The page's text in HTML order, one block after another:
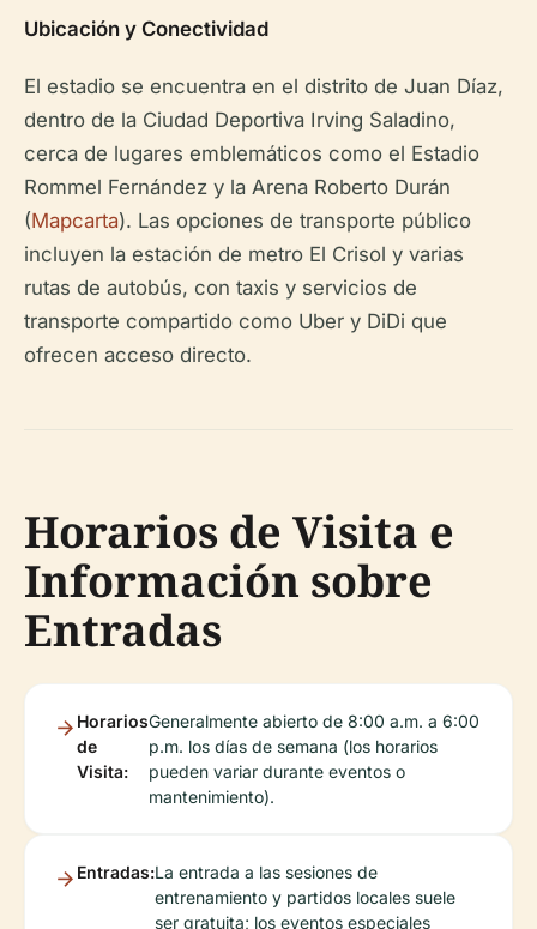
Ubicación y Conectividad
El estadio se encuentra en el distrito de Juan Díaz,
dentro de la Ciudad Deportiva Irving Saladino,
cerca de lugares emblemáticos como el Estadio
Rommel Fernández y la Arena Roberto Durán
(Mapcarta). Las opciones de transporte público
incluyen la estación de metro El Crisol y varias
rutas de autobús, con taxis y servicios de
transporte compartido como Uber y DiDi que
ofrecen acceso directo.
Horarios de Visita e
Información sobre
Entradas
Horarios
de
Visita:
Generalmente abierto de 8:00 a.m. a 6:00
p.m. los días de semana (los horarios
pueden variar durante eventos o
mantenimiento).
Entradas:La entrada a las sesiones de
entrenamiento y partidos locales suele
ser gratuita; los eventos especiales